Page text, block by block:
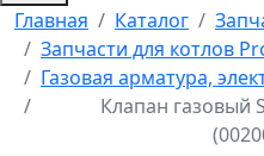
Главная Каталог
Запчасти для котлов
Газовая арматура,
Клапан газовый